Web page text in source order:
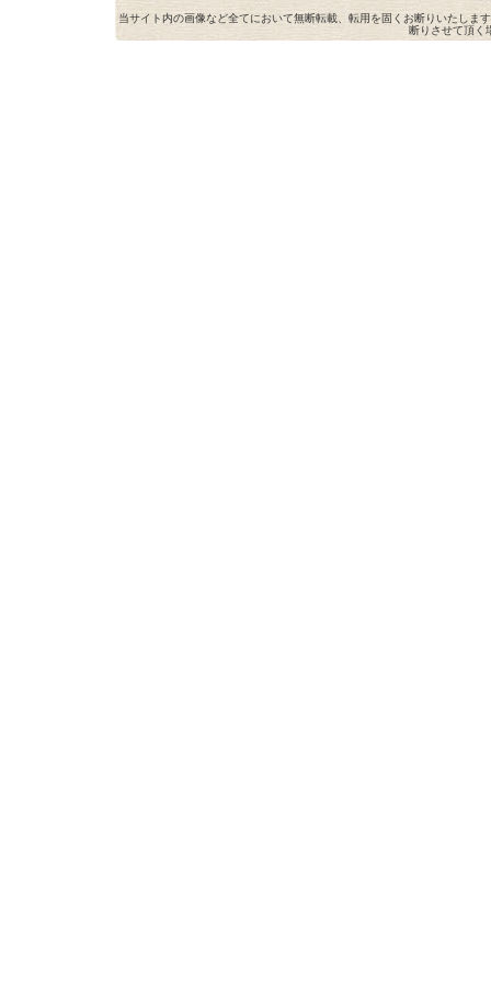
当サイト内の画像など全てにおいて無断転載、転用を固くお断りいたしま
断りさせて頂く